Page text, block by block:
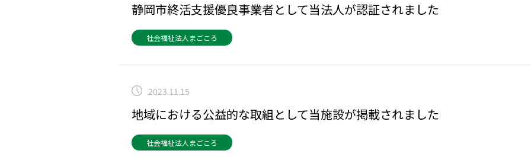
静岡市終活支援優良事業者として当法人が認証されました
社会福祉法人まごころ
2023.11.15
地域における公益的な取組として当施設が掲載されました
社会福祉法人まごころ